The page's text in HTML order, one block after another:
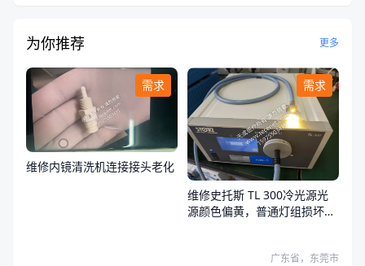
为你推荐 更多
需求
维修内镜清洗机连接接头老化
需求
维修史托斯 TL 300冷光源光
源颜色偏黄，普通灯组损坏，
广东省，东莞市